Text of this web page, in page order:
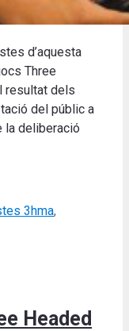
d’aquesta
Three
resultat dels
del públic a
la deliberació
3hma,
Headed